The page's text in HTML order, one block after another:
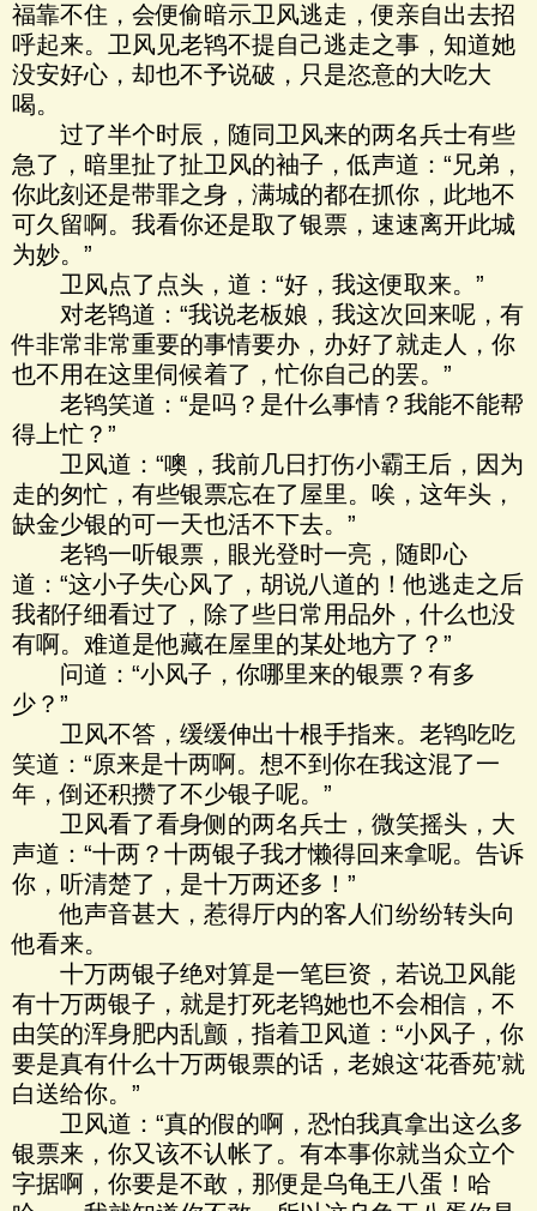
福靠不住，会便偷暗示卫风逃走，便亲自出去招
呼起来。卫风见老鸨不提自己逃走之事，知道她
没安好心，却也不予说破，只是恣意的大吃大
喝。
过了半个时辰，随同卫风来的两名兵士有些
急了，暗里扯了扯卫风的袖子，低声道：“兄弟，
你此刻还是带罪之身，满城的都在抓你，此地不
可久留啊。我看你还是取了银票，速速离开此城
为妙。”
卫风点了点头，道：“好，我这便取来。”
对老鸨道：“我说老板娘，我这次回来呢，有
件非常非常重要的事情要办，办好了就走人，你
也不用在这里伺候着了，忙你自己的罢。”
老鸨笑道：“是吗？是什么事情？我能不能帮
得上忙？”
卫风道：“噢，我前几日打伤小霸王后，因为
走的匆忙，有些银票忘在了屋里。唉，这年头，
缺金少银的可一天也活不下去。”
老鸨一听银票，眼光登时一亮，随即心
道：“这小子失心风了，胡说八道的！他逃走之后
我都仔细看过了，除了些日常用品外，什么也没
有啊。难道是他藏在屋里的某处地方了？”
问道：“小风子，你哪里来的银票？有多
少？”
卫风不答，缓缓伸出十根手指来。老鸨吃吃
笑道：“原来是十两啊。想不到你在我这混了一
年，倒还积攒了不少银子呢。”
卫风看了看身侧的两名兵士，微笑摇头，大
声道：“十两？十两银子我才懒得回来拿呢。告诉
你，听清楚了，是十万两还多！”
他声音甚大，惹得厅内的客人们纷纷转头向
他看来。
十万两银子绝对算是一笔巨资，若说卫风能
有十万两银子，就是打死老鸨她也不会相信，不
由笑的浑身肥内乱颤，指着卫风道：“小风子，你
要是真有什么十万两银票的话，老娘这‘花香苑’就
白送给你。”
卫风道：“真的假的啊，恐怕我真拿出这么多
银票来，你又该不认帐了。有本事你就当众立个
字据啊，你要是不敢，那便是乌龟王八蛋！哈